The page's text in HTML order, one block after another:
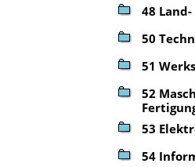
48
50
51
52
53
54